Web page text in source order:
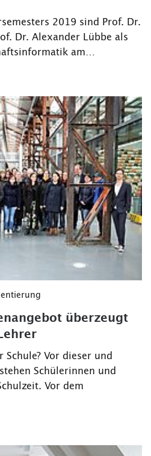
2019 sind Prof. Dr.
Dr. Alexander Lübbe als
am…
überzeugt
Schule? Vor dieser und
Schülerinnen und
Vor dem